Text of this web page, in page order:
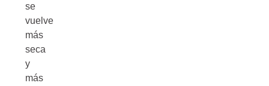
se
vuelve
más
seca
y
más